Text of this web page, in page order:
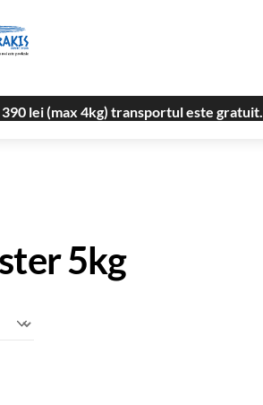
lei (max 4kg) transportul este gratuit.
5kg